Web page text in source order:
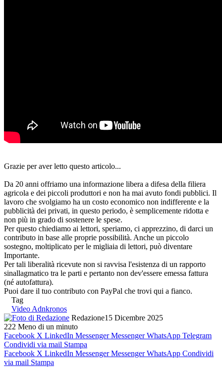
Grazie per aver letto questo articolo...
Da 20 anni offriamo una informazione libera a difesa della filiera
agricola e dei piccoli produttori e non ha mai avuto fondi pubblici. Il
lavoro che svolgiamo ha un costo economico non indifferente e la
pubblicità dei privati, in questo periodo, è semplicemente ridotta e
non più in grado di sostenere le spese.
Per questo chiediamo ai lettori, speriamo, ci apprezzino, di darci un
contributo in base alle proprie possibilità. Anche un piccolo
sostegno, moltiplicato per le migliaia di lettori, può diventare
Importante.
Per tali liberalità ricevute non si ravvisa l'esistenza di un rapporto
sinallagmatico tra le parti e pertanto non dev'essere emessa fattura
(né autofattura).
Puoi dare il tuo contributo con PayPal che trovi qui a fianco.
Tag
Video Adnkronos
Redazione15 Dicembre 2025
222 Meno di un minuto
Facebook X LinkedIn Messenger Messenger WhatsApp Telegram
Condividi via mail Stampa
Facebook X LinkedIn Messenger Messenger WhatsApp Condividi
via mail Stampa